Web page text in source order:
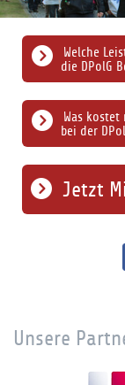
Was
bei der
Welche
die DPolG
Jetzt
Unsere